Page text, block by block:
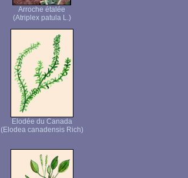
Arroche étalée
(Atriplex patula L.)
Elodée du Canada
(Elodea canadensis Rich)